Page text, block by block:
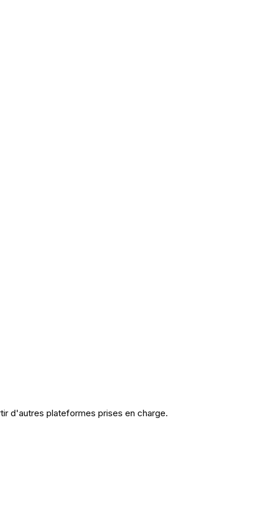
d'autres plateformes prises en charge.